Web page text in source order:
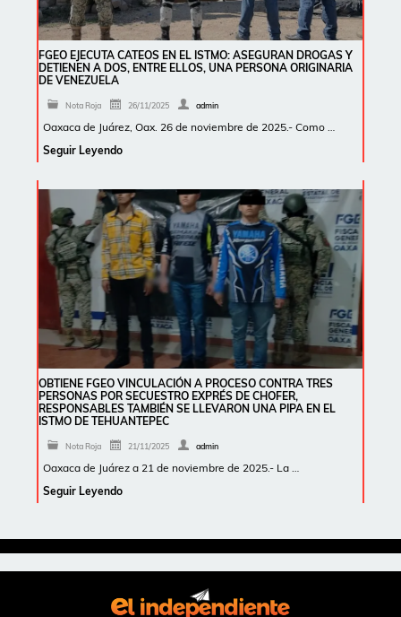
FGEO EJECUTA CATEOS EN EL ISTMO: ASEGURAN DROGAS Y
DETIENEN A DOS, ENTRE ELLOS, UNA PERSONA ORIGINARIA
DE VENEZUELA
Nota Roja 26/11/2025 admin
Oaxaca de Juárez, Oax. 26 de noviembre de 2025.- Como …
Seguir Leyendo
OBTIENE FGEO VINCULACIÓN A PROCESO CONTRA TRES
PERSONAS POR SECUESTRO EXPRÉS DE CHOFER,
RESPONSABLES TAMBIÉN SE LLEVARON UNA PIPA EN EL
ISTMO DE TEHUANTEPEC
Nota Roja 21/11/2025 admin
Oaxaca de Juárez a 21 de noviembre de 2025.- La …
Seguir Leyendo